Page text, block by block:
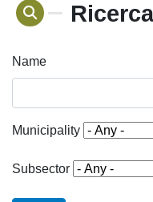
Name
Municipality
Subsector